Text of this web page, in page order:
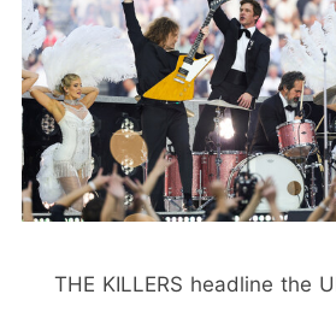
THE KILLERS headline the